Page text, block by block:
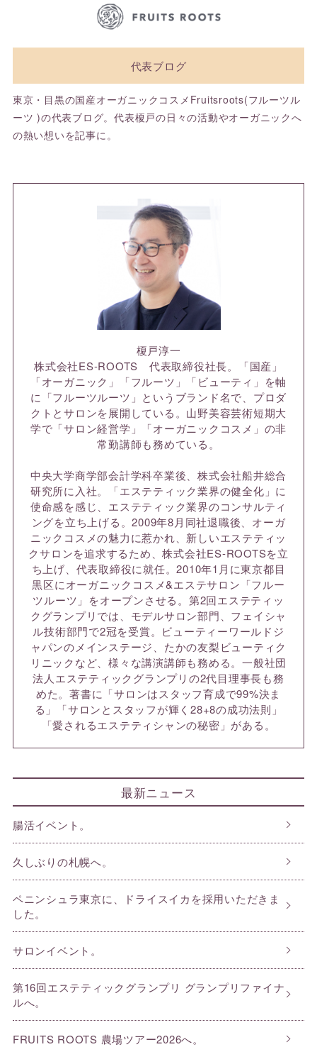
代表ブログ
東京・目黒の国産オーガニックコスメFruitsroots(フルーツル
ーツ )の代表ブログ。代表榎戸の日々の活動やオーガニックへ
の熱い想いを記事に。
榎戸淳一
株式会社ES-ROOTS 代表取締役社長。「国産」
「オーガニック」「フルーツ」「ビューティ」を軸
に「フルーツルーツ」というブランド名で、プロダ
クトとサロンを展開している。山野美容芸術短期大
学で「サロン経営学」「オーガニックコスメ」の非
常勤講師も務めている。
中央大学商学部会計学科卒業後、株式会社船井総合
研究所に入社。「エステティック業界の健全化」に
使命感を感じ、エステティック業界のコンサルティ
ングを立ち上げる。2009年8月同社退職後、オーガ
ニックコスメの魅力に惹かれ、新しいエステティッ
クサロンを追求するため、株式会社ES-ROOTSを立
ち上げ、代表取締役に就任。2010年1月に東京都目
黒区にオーガニックコスメ&エステサロン「フルー
ツルーツ」をオープンさせる。第2回エステティッ
クグランプリでは、モデルサロン部門、フェイシャ
ル技術部門で2冠を受賞。ビューティーワールドジ
ャパンのメインステージ、たかの友梨ビューティク
リニックなど、様々な講演講師も務める。一般社団
法人エステティックグランプリの2代目理事長も務
めた。著書に「サロンはスタッフ育成で99%決ま
る」「サロンとスタッフが輝く28+8の成功法則」
「愛されるエステティシャンの秘密」がある。
最新ニュース
腸活イベント。
久しぶりの札幌へ。
ペニンシュラ東京に、ドライスイカを採用いただきま
した。
サロンイベント。
第16回エステティックグランプリ グランプリファイナ
ルへ。
FRUITS ROOTS 農場ツアー2026へ。